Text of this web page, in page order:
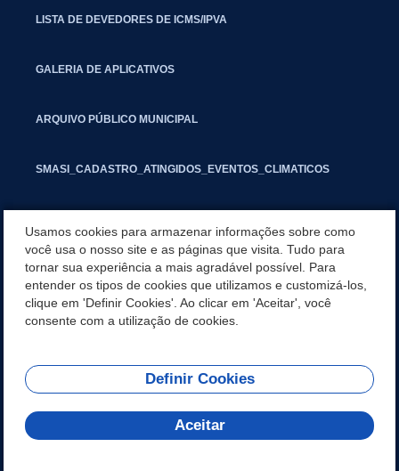
LISTA DE DEVEDORES DE ICMS/IPVA
GALERIA DE APLICATIVOS
ARQUIVO PÚBLICO MUNICIPAL
SMASI_CADASTRO_ATINGIDOS_EVENTOS_CLIMATICOS
INFORMATIVO PIT
SEGUNDA VIA IPTU
REDES SOCIAIS
Usamos cookies para armazenar informações sobre como
você usa o nosso site e as páginas que visita. Tudo para
tornar sua experiência a mais agradável possível. Para
entender os tipos de cookies que utilizamos e customizá-los,
clique em 'Definir Cookies'. Ao clicar em 'Aceitar', você
consente com a utilização de cookies.
Definir Cookies
Aceitar